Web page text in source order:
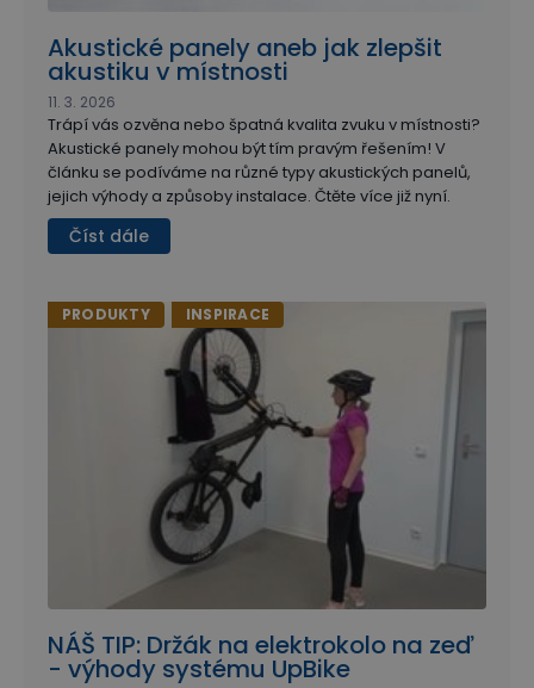
Akustické panely aneb jak zlepšit
akustiku v místnosti
Trápí vás ozvěna nebo špatná kvalita zvuku v místnosti?
Akustické panely mohou být tím pravým řešením! V
článku se podíváme na různé typy akustických panelů,
jejich výhody a způsoby instalace. Čtěte více již nyní.
11. 3. 2026
Číst dále
PRODUKTY INSPIRACE
NÁŠ TIP: Držák na elektrokolo na zeď
- výhody systému UpBike